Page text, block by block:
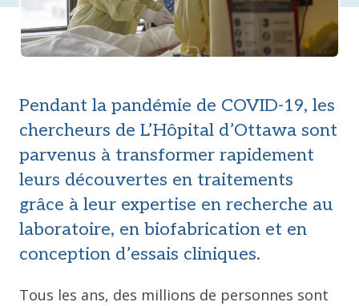
Pendant la pandémie de COVID-19, les
chercheurs de L’Hôpital d’Ottawa sont
parvenus à transformer rapidement
leurs découvertes en traitements
grâce à leur expertise en recherche au
laboratoire, en biofabrication et en
conception d’essais cliniques.
Tous les ans, des millions de personnes sont